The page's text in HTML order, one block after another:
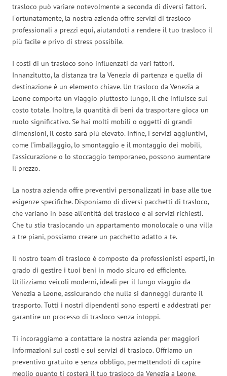
trasloco può variare notevolmente a seconda di diversi fattori.
Fortunatamente, la nostra azienda offre servizi di trasloco
professionali a prezzi equi, aiutandoti a rendere il tuo trasloco il
più facile e privo di stress possibile.
I costi di un trasloco sono influenzati da vari fattori.
Innanzitutto, la distanza tra la Venezia di partenza e quella di
destinazione è un elemento chiave. Un trasloco da Venezia a
Leone comporta un viaggio piuttosto lungo, il che influisce sul
costo totale. Inoltre, la quantità di beni da trasportare gioca un
ruolo significativo. Se hai molti mobili o oggetti di grandi
dimensioni, il costo sarà più elevato. Infine, i servizi aggiuntivi,
come l’imballaggio, lo smontaggio e il montaggio dei mobili,
l’assicurazione o lo stoccaggio temporaneo, possono aumentare
il prezzo.
La nostra azienda offre preventivi personalizzati in base alle tue
esigenze specifiche. Disponiamo di diversi pacchetti di trasloco,
che variano in base all’entità del trasloco e ai servizi richiesti.
Che tu stia traslocando un appartamento monolocale o una villa
a tre piani, possiamo creare un pacchetto adatto a te.
Il nostro team di trasloco è composto da professionisti esperti, in
grado di gestire i tuoi beni in modo sicuro ed efficiente.
Utilizziamo veicoli moderni, ideali per il lungo viaggio da
Venezia a Leone, assicurando che nulla si danneggi durante il
trasporto. Tutti i nostri dipendenti sono esperti e addestrati per
garantire un processo di trasloco senza intoppi.
Ti incoraggiamo a contattare la nostra azienda per maggiori
informazioni sui costi e sui servizi di trasloco. Offriamo un
preventivo gratuito e senza obbligo, permettendoti di capire
meglio quanto ti costerà il tuo trasloco da Venezia a Leone.